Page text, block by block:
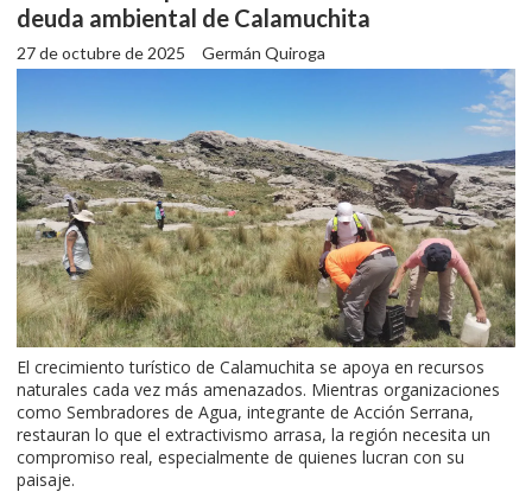
deuda ambiental de Calamuchita
Germán Quiroga
27 de octubre de 2025
El crecimiento turístico de Calamuchita se apoya en recursos
naturales cada vez más amenazados. Mientras organizaciones
como Sembradores de Agua, integrante de Acción Serrana,
restauran lo que el extractivismo arrasa, la región necesita un
compromiso real, especialmente de quienes lucran con su
paisaje.